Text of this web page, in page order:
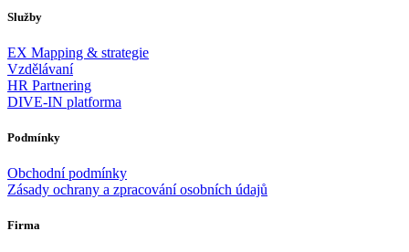
Služby
EX Mapping & strategie
Vzdělávaní
HR Partnering
DIVE-IN platforma
Podmínky
Obchodní podmínky
Zásady ochrany a zpracování osobních údajů
Firma